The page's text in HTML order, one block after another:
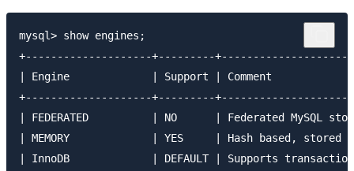
mysql> show engines;
+--------------------+---------
| Engine             | Support | Comment
+--------------------+---------
| FEDERATED          | NO      | Federated
| MEMORY             | YES     | Hash based,
| InnoDB             | DEFAULT | Supports